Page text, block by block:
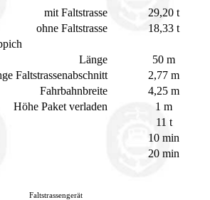
mit Faltstrasse
29,20 t
ohne Faltstrasse
18,33 t
Länge
50 m
Faltstrassenabschnitt
2,77 m
Fahrbahnbreite
4,25 m
Höhe Paket verladen
1 m
11 t
10 min
20 min
Faltstrassengerät